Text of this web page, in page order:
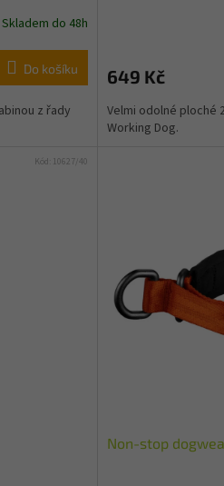
Skladem do 48h
Do košíku
z řady
649 Kč
Velmi odolné ploché
Working Dog.
Kód: 10627/40
Non-stop